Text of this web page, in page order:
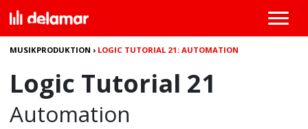
MUSIKPRODUKTION › LOGIC TUTORIAL 21: AUTOMATION
Logic Tutorial 21
Automation